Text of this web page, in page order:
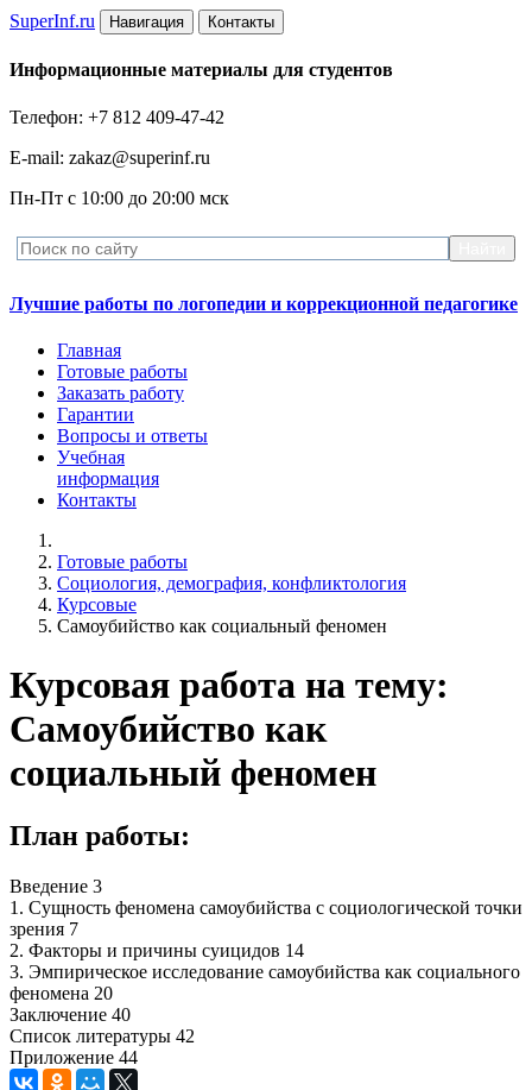
SuperInf.ru Навигация Контакты
Информационные материалы для студентов
Телефон: +7 812 409-47-42
E-mail: zakaz@superinf.ru
Пн-Пт с 10:00 до 20:00 мск
Лучшие работы по логопедии и коррекционной педагогике
Главная
Готовые работы
Заказать работу
Гарантии
Вопросы и ответы
Учебная
информация
Контакты
Готовые работы
Социология, демография, конфликтология
Курсовые
Самоубийство как социальный феномен
Курсовая работа на тему:
Самоубийство как
социальный феномен
План работы:
Введение 3
1. Сущность феномена самоубийства с социологической точки
зрения 7
2. Факторы и причины суицидов 14
3. Эмпирическое исследование самоубийства как социального
феномена 20
Заключение 40
Список литературы 42
Приложение 44